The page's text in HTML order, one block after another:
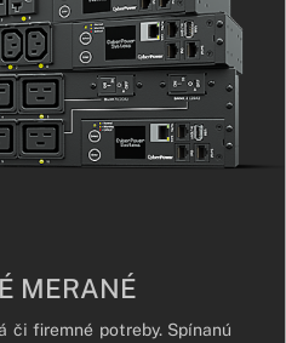
MERANÉ
či firemné potreby. Spínanú